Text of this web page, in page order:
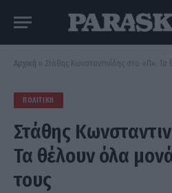
Αρχική » Στάθης Κωνσταντινίδης στο «Π»:
ΠΟΛΙΤΙΚΉ
Στάθης
Τα θέλουν όλα
τους